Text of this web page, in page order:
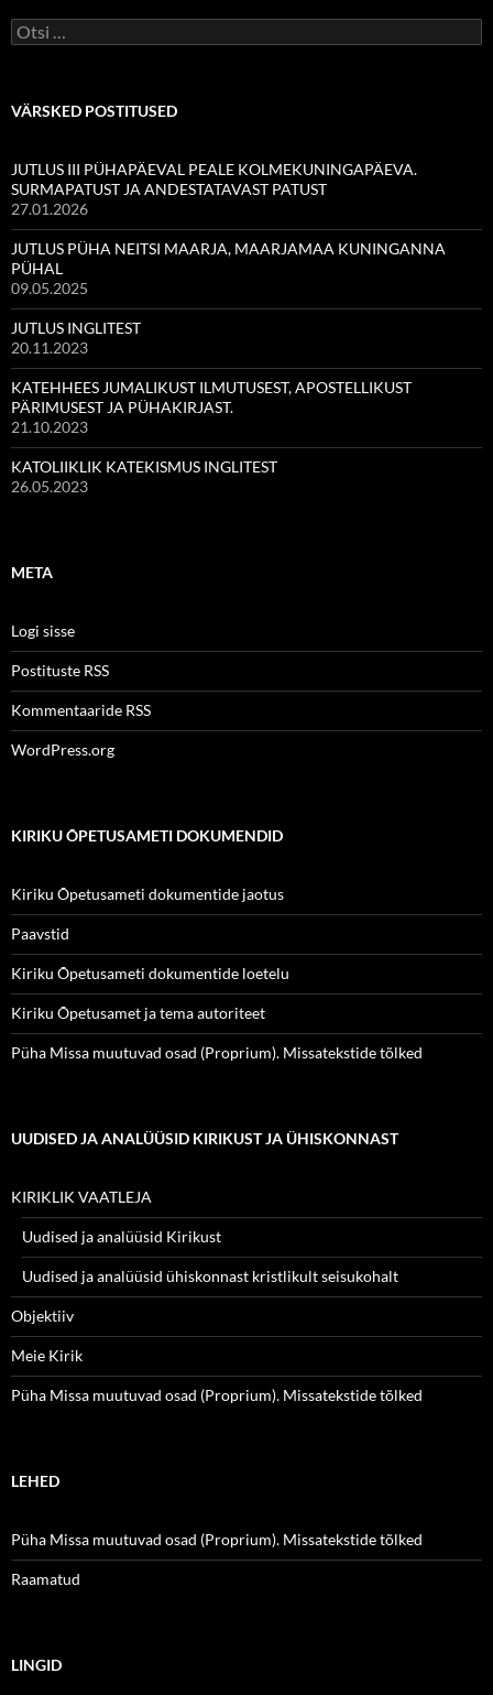
Otsi:
VÄRSKED POSTITUSED
JUTLUS III PÜHAPÄEVAL PEALE KOLMEKUNINGAPÄEVA.
SURMAPATUST JA ANDESTATAVAST PATUST
27.01.2026
JUTLUS PÜHA NEITSI MAARJA, MAARJAMAA KUNINGANNA
PÜHAL
09.05.2025
JUTLUS INGLITEST
20.11.2023
KATEHHEES JUMALIKUST ILMUTUSEST, APOSTELLIKUST
PÄRIMUSEST JA PÜHAKIRJAST.
21.10.2023
KATOLIIKLIK KATEKISMUS INGLITEST
26.05.2023
META
Logi sisse
Postituste RSS
Kommentaaride RSS
WordPress.org
KIRIKU ÕPETUSAMETI DOKUMENDID
Kiriku Õpetusameti dokumentide jaotus
Paavstid
Kiriku Õpetusameti dokumentide loetelu
Kiriku Õpetusamet ja tema autoriteet
Püha Missa muutuvad osad (Proprium). Missatekstide tõlked
UUDISED JA ANALÜÜSID KIRIKUST JA ÜHISKONNAST
KIRIKLIK VAATLEJA
Uudised ja analüüsid Kirikust
Uudised ja analüüsid ühiskonnast kristlikult seisukohalt
Objektiiv
Meie Kirik
Püha Missa muutuvad osad (Proprium). Missatekstide tõlked
LEHED
Püha Missa muutuvad osad (Proprium). Missatekstide tõlked
Raamatud
LINGID